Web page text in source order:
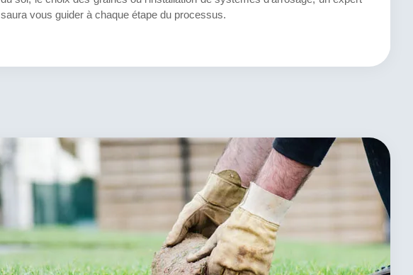
saura vous guider à chaque étape du processus.